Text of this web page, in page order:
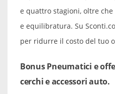
e quattro stagioni, oltre
e equilibratura. Su
per ridurre il costo del tuo
Bonus Pneumatici e
cerchi e accessori auto.